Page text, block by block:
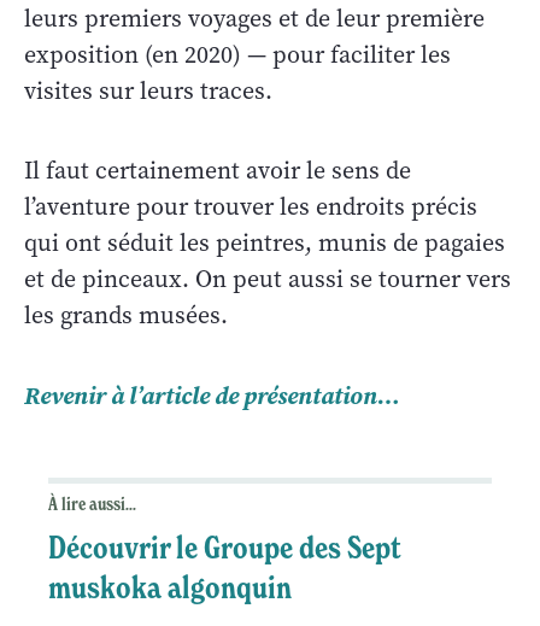
leurs premiers voyages et de leur première
exposition (en 2020) — pour faciliter les
visites sur leurs traces.
Il faut certainement avoir le sens de
l’aventure pour trouver les endroits précis
qui ont séduit les peintres, munis de pagaies
et de pinceaux. On peut aussi se tourner vers
les grands musées.
Revenir à l’article de présentation…
À lire aussi...
Découvrir le Groupe des Sept
muskoka algonquin